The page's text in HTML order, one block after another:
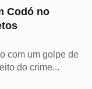
Codó no
com um golpe de
do crime...